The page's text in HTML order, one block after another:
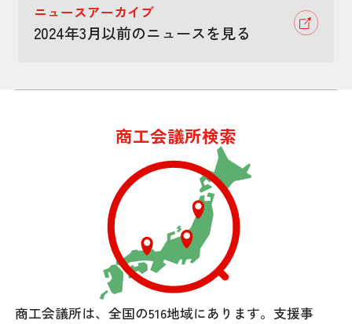
ニュースアーカイブ
2024年3月以前のニュースを見る
商工会議所検索
商工会議所は、全国の516地域にあります。 支援事